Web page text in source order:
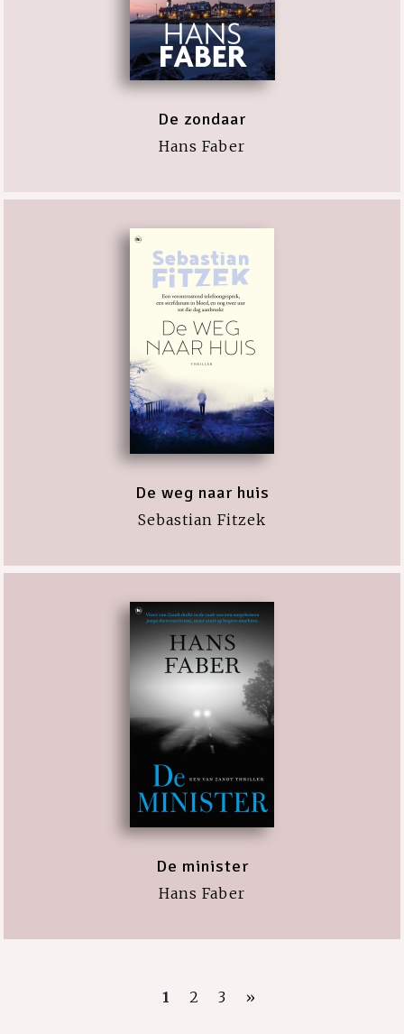
De zondaar
Hans Faber
De weg naar huis
Sebastian Fitzek
De minister
Hans Faber
1 2 3 »